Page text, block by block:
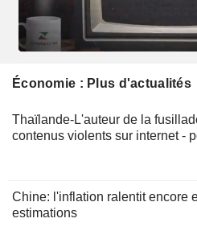
Économie : Plus d'actualités
Thaïlande-L'auteur de la
contenus violents sur internet -
Chine: l'inflation ralentit encore
estimations